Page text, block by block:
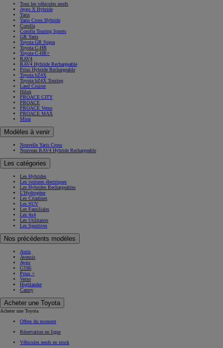
Tous les véhicules neufs
Aygo X Hybride
Yaris
Yaris Cross Hybride
Corolla
Corolla Touring Sports
GR Yaris
Toyota GR Supra
Toyota C-HR
Toyota C-HR+
RAV4
RAV4 Hybride Rechargeable
Prius Hybride Rechargeable
Toyota bZ4X
Toyota bZ4X Touring
Land Cruiser
Hilux
PROACE CITY
PROACE
PROACE Verso
PROACE MAX
Mirai
Modèles à venir
Nouvelle Yaris Cross
Nouveau RAV4 Hybride Rechargeable
Les catégories
Les Hybrides
Les voitures électriques
Les Hybrides Rechargeables
L'Hydrogène
Les Citadines
Les SUV
Les Familiales
Les 4x4
Les Utilitaires
Les Sportives
Nos précédents modèles
Auris
Avensis
Aygo
GT86
Prius +
Verso
Highlander
Camry
Acheter une Toyota
Acheter une Toyota
Offres du moment
Réservation en ligne
Véhicules neufs en stock